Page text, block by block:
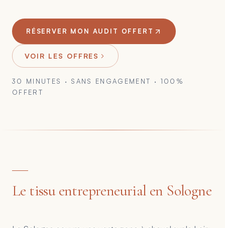
RÉSERVER MON AUDIT OFFERT
VOIR LES OFFRES
30 MINUTES · SANS ENGAGEMENT · 100%
OFFERT
Le tissu entrepreneurial en Sologne